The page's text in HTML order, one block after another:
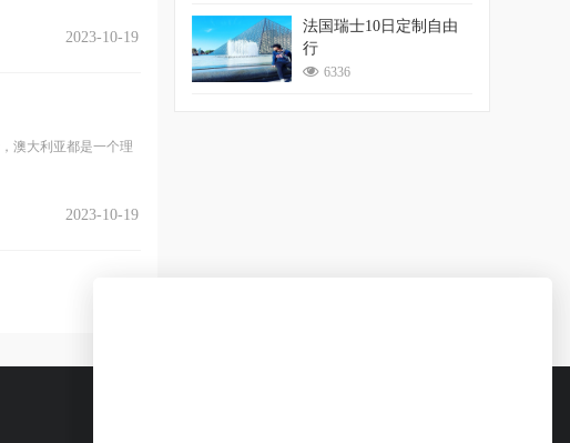
2023-10-19
澳大利亚都是一个理
2023-10-19
法国瑞士10日定制自由
行
6336